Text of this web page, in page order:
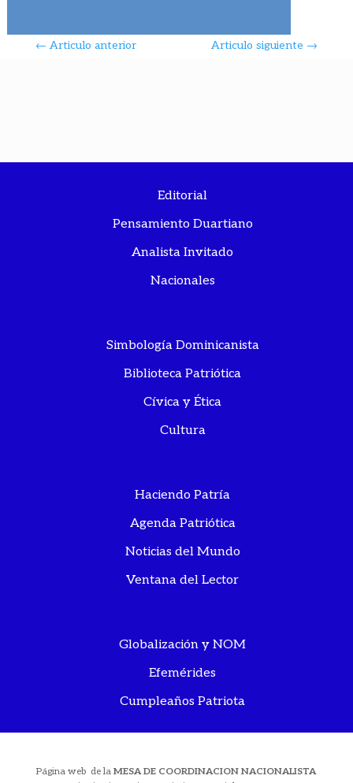
← Articulo anterior Articulo siguiente →
Editorial
Pensamiento Duartiano
Analista Invitado
Nacionales
Simbología Dominicanista
Biblioteca Patriótica
Cívica y Ética
Cultura
Haciendo Patría
Agenda Patriótica
Noticias del Mundo
Ventana del Lector
Globalización y NOM
Efemérides
Cumpleaños Patriota
Página web de laMESA DE COORDINACION NACIONALISTA